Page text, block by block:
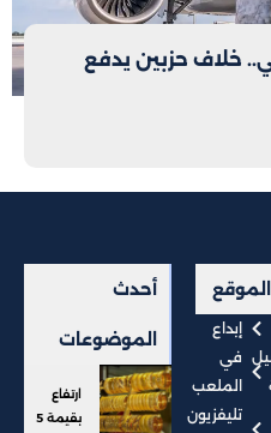
خلاف حزبين يدفع
إبداع
في
الملعب
تليفزيون
أحدث
الموضوعات
ارتفاع
بقيمة 5